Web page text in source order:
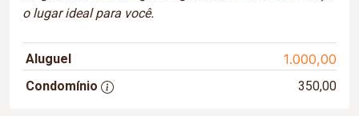
o lugar ideal para você.
Aluguel 1.000,00
Condomínio 350,00